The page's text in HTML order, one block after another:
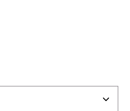
gewünschten Wert